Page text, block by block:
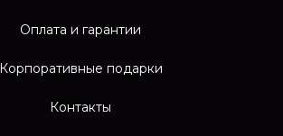
Оплата и гарантии
Корпоративные подарки
Контакты